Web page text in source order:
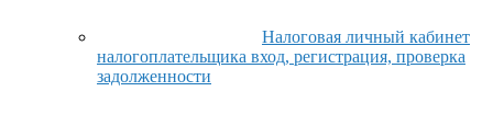
Налоговая личный кабинет
налогоплательщика вход, регистрация, проверка
задолженности